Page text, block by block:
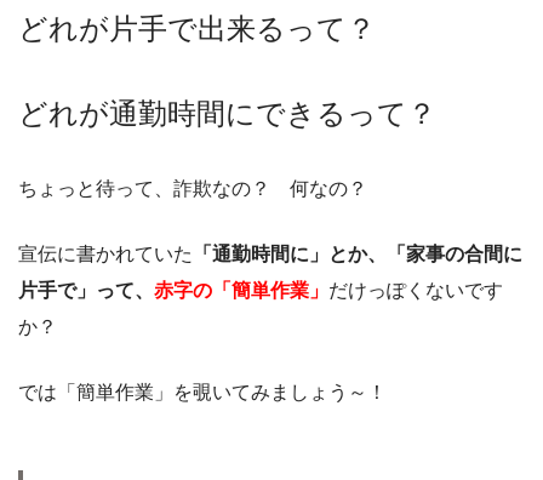
どれが片手で出来るって？
どれが通勤時間にできるって？
ちょっと待って、詐欺なの？ 何なの？
宣伝に書かれていた
「通勤時間に」とか、「家事の合間に
片手で」って、 赤字の「簡単作業」 だけっぽくないです
か？
では「簡単作業」を覗いてみましょう～！